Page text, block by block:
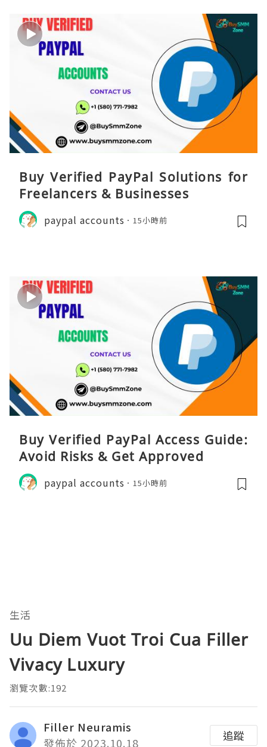
Buy Verified PayPal Solutions for
Freelancers & Businesses
paypal accounts 15小時前
Buy Verified PayPal Access Guide:
Avoid Risks & Get Approved
paypal accounts 15小時前
生活
Uu Diem Vuot Troi Cua Filler
Vivacy Luxury
瀏覽次數:192
Filler Neuramis
發佈於 2023.10.18
追蹤